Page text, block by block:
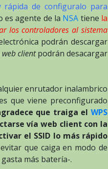
de configuralo para
es agente de la NSA tiene la
los controladores al sistema
podrán descargar
web clientpodrán desacargar
enrutador inalambrico
que viene preconfigurado
que traiga elWPS
vía web client con la
el SSID lo más rápido
que caiga en modo de
más batería-.